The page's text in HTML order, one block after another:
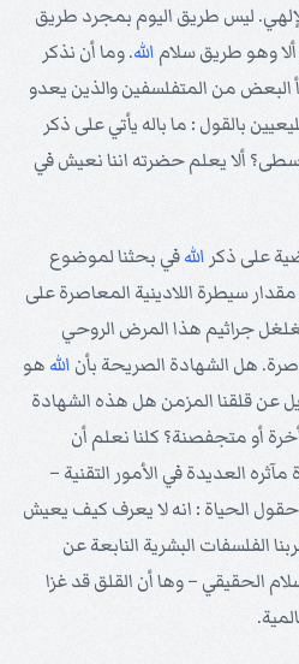
ليس طريق اليوم بمجرد طريق
وهو طريق سلام الله. وما أن نذكر
البعض من المتفلسفين والذين يعدو
بالقول : ما باله يأتي على ذكر
ألا يعلم حضرته اننا نعيش في
على ذكر اللهفي بحثنا لموضوع
سيطرة اللادينية المعاصرة على
جراثيم هذا المرض الروحي
هل الشهادة الصريحة بأن الله هو
عن قلقنا المزمن هل هذه الشهادة
أو متجفصنة؟ كلنا نعلم أن
العديدة في الأمور التقنية –
الحياة : انه لا يعرف كيف يعيش
الفلسفات البشرية النابعة عن
الحقيقي – وها أن القلق قد غزا